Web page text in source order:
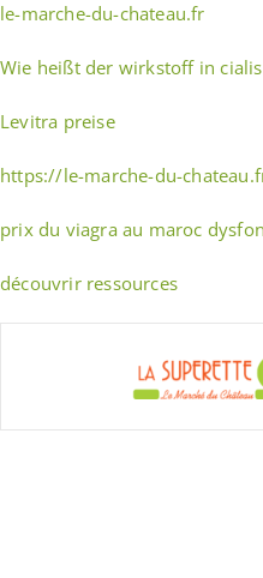
le-marche-du-chateau.fr
Wie heißt der wirkstoff in cialis
Levitra preise
https://le-marche-du-
prix du viagra au maroc
découvrir ressources